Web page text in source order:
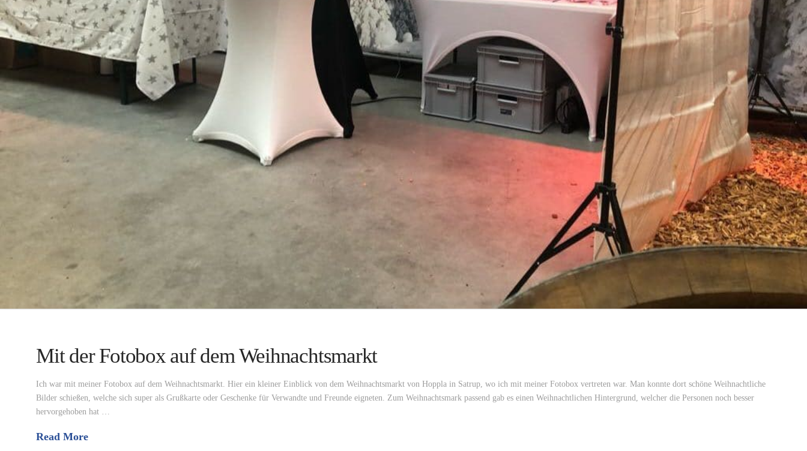
Mit der Fotobox auf dem Weihnachtsmarkt
Ich war mit meiner Fotobox auf dem Weihnachtsmarkt. Hier ein kleiner Einblick von dem Weihnachtsmarkt von Hoppla in Satrup, wo ich mit meiner Fotobox vertreten war. Man konnte dort schöne Weihnachtliche
Bilder schießen, welche sich super als Grußkarte oder Geschenke für Verwandte und Freunde eigneten. Zum Weihnachtsmark passend gab es einen Weihnachtlichen Hintergrund, welcher die Personen noch besser
hervorgehoben hat …
Read More